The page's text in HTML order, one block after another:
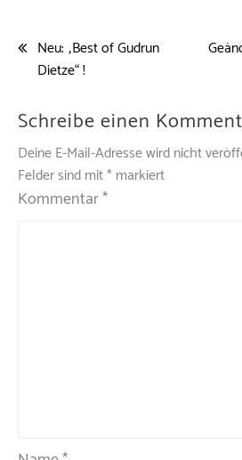
Neu: „Best of Gudrun
Dietze“ !
Schreibe einen
Deine E-Mail-Adresse wird nicht
Felder sind mit* markiert
Kommentar*